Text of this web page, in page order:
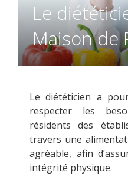
Le
Maison de
Le diététicien a
respecter les
résidents des
travers une
agréable, afin
intégrité physique.